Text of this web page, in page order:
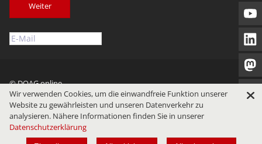
Weiter
© DOAG online
Impressum
Datenschutz Nutzungsbedingungen
Wir verwenden Cookies, um die einwandfreie Funktion unserer
Website zu gewährleisten und unseren Datenverkehr zu
analysieren. Nähere Informationen finden Sie in unserer
Datenschutzerklärung